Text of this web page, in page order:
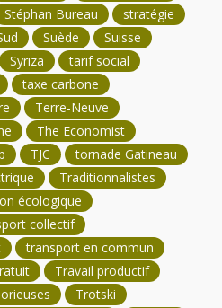
Stéphan Bureau
stratégie
Suède
Suisse
Syriza
tarif social
taxe carbone
Terre-Neuve
The Economist
TJC
tornade Gatineau
Traditionnalistes
écologique
collectif
transport en commun
Travail productif
Trotski